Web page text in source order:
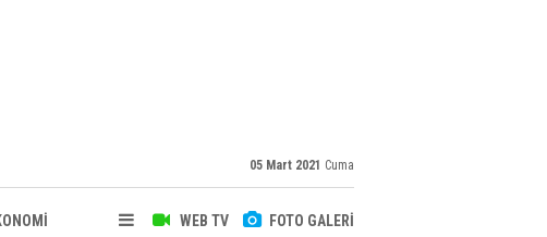
05 Mart 2021 Cuma
WEB TV FOTO GALERİ